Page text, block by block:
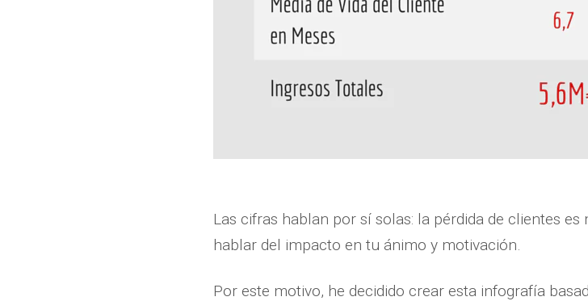
Las cifras hablan por sí solas: la pérdida de clientes
hablar del impacto en tu ánimo y motivación.
Por este motivo, he decidido crear esta infografía